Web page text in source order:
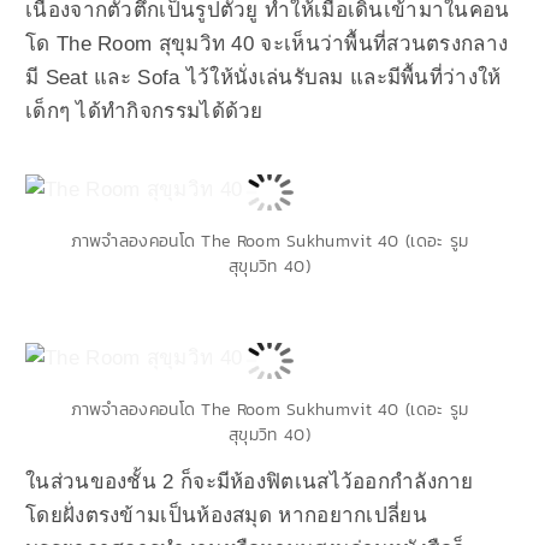
เนื่องจากตัวตึกเป็นรูปตัวยู ทำให้เมื่อเดินเข้ามาในคอน
โด The Room สุขุมวิท 40 จะเห็นว่าพื้นที่สวนตรงกลาง
มี Seat และ Sofa ไว้ให้นั่งเล่นรับลม และมีพื้นที่ว่างให้
เด็กๆ ได้ทำกิจกรรมได้ด้วย
ภาพจำลองคอนโด The Room Sukhumvit 40 (เดอะ รูม
สุขุมวิท 40)
ภาพจำลองคอนโด The Room Sukhumvit 40 (เดอะ รูม
สุขุมวิท 40)
ในส่วนของชั้น 2 ก็จะมีห้องฟิตเนสไว้ออกกำลังกาย
โดยฝั่งตรงข้ามเป็นห้องสมุด หากอยากเปลี่ยน